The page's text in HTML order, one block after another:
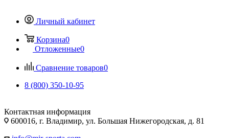
Личный кабинет
Корзина0
Отложенные0
Сравнение товаров0
8 (800) 350-10-95
Контактная информация
600016, г. Владимир, ул. Большая Нижегородская, д. 81